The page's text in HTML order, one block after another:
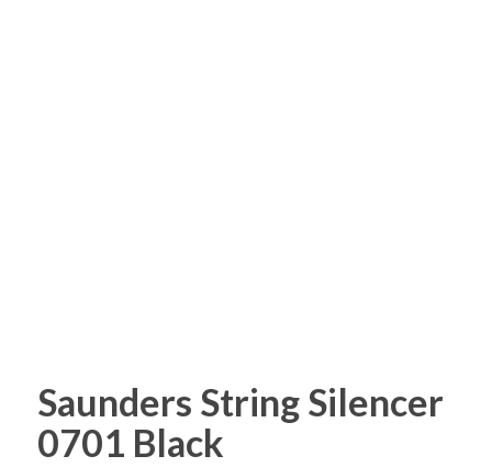
Saunders String Silencer
0701 Black